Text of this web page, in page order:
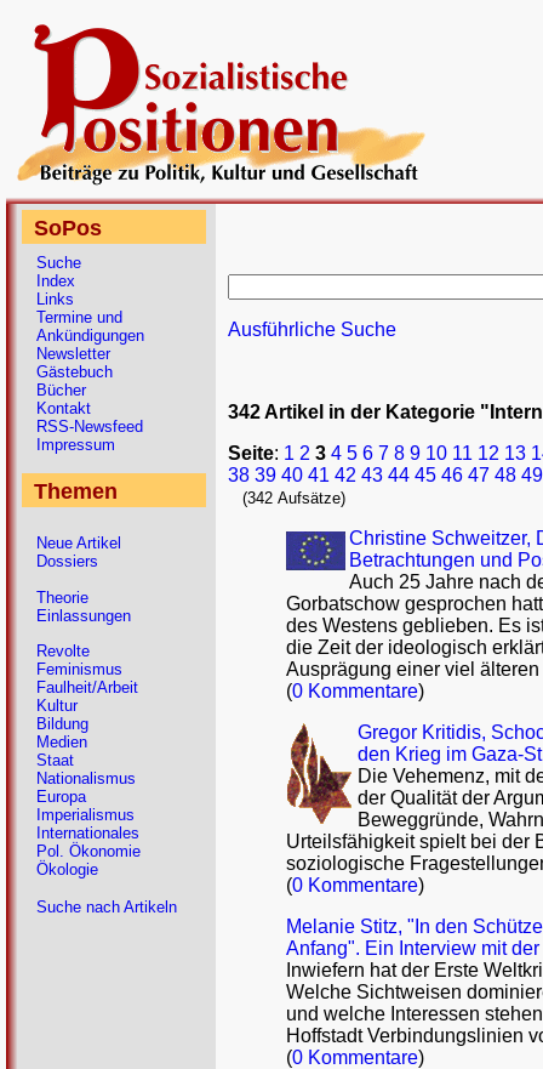
Ausführliche Suche
342 Artikel in der Kategorie
Seite: 1 2 3 4 5 6 7 8 9 10 11 12 13
38 39 40 41 42 43 44 45 46 47 48 49
(342 Aufsätze)
Christine Schweitzer,
Betrachtungen und
Auch 25 Jahre nach
Gorbatschow gesprochen
des Westens geblieben. Es
die Zeit der ideologisch
Ausprägung einer viel
(0 Kommentare)
Gregor Kritidis,
den Krieg im Gaza-
Die Vehemenz, mit
der Qualität der
Beweggründe,
Urteilsfähigkeit spielt bei der
soziologische
(0 Kommentare)
Melanie Stitz, "In den
Anfang". Ein Interview mit
Inwiefern hat der Erste
Welche Sichtweisen
und welche Interessen
Hoffstadt Verbindungslinien
(0 Kommentare)
SoPos
Suche
Index
Links
Termine und
Ankündigungen
Newsletter
Gästebuch
Bücher
Kontakt
RSS-Newsfeed
Impressum
Themen
Neue Artikel
Dossiers
Theorie
Einlassungen
Revolte
Feminismus
Faulheit/Arbeit
Kultur
Bildung
Medien
Staat
Nationalismus
Europa
Imperialismus
Internationales
Pol. Ökonomie
Ökologie
Suche nach Artikeln